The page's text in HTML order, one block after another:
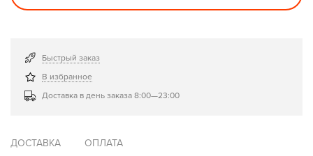
Быстрый заказ
В избранное
Доставка в день заказа 8:00—23:00
ДОСТАВКА ОПЛАТА